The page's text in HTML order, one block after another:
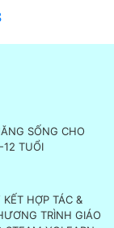
SỐNG CHO
12 TUỔI
HỢP TÁC &
TRÌNH GIÁO